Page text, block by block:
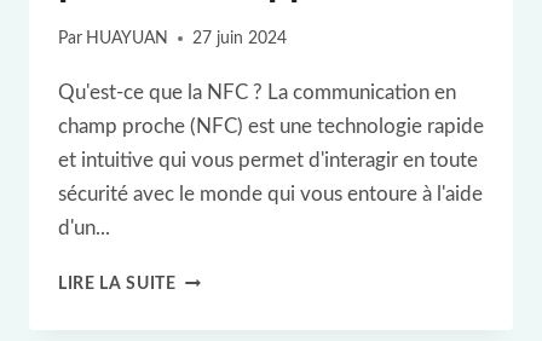
Par HUAYUAN 27 juin 2024
Qu'est-ce que la NFC ? La communication en
champ proche (NFC) est une technologie rapide
et intuitive qui vous permet d'interagir en toute
sécurité avec le monde qui vous entoure à l'aide
d'un...
LIRE LA SUITECHOISIR